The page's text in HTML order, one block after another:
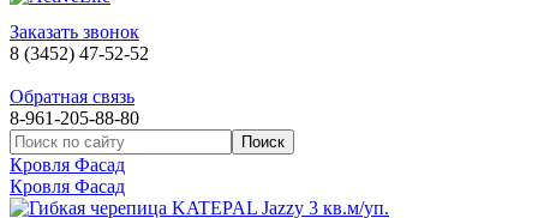
Заказать звонок
8 (3452) 47-52-52
Обратная связь
8-961-205-88-80
Кровля Фасад
Кровля Фасад